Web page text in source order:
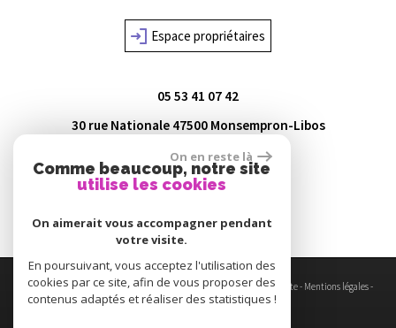
Espace propriétaires
05 53 41 07 42
30 rue Nationale 47500 Monsempron-Libos
agence@lot-immo.com
© 2026 | Tous droits réservés | Traduction powered by Google - Plan du site- Mentions légales-
Nos honoraires- Partenaires- Admin- Toutes nos annonces
On en reste là
Comme beaucoup, notre site
utilise les cookies
On aimerait vous accompagner pendant
votre visite.
En poursuivant, vous acceptez l'utilisation des
cookies par ce site, afin de vous proposer des
contenus adaptés et réaliser des statistiques !